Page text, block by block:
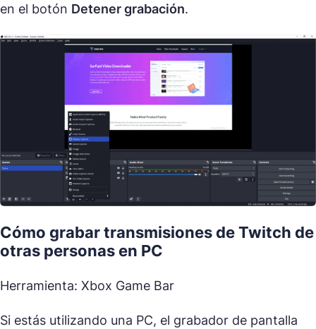
en el botón Detener grabación.
Cómo grabar transmisiones de Twitch de
otras personas en PC
Herramienta: Xbox Game Bar
Si estás utilizando una PC, el grabador de pantalla